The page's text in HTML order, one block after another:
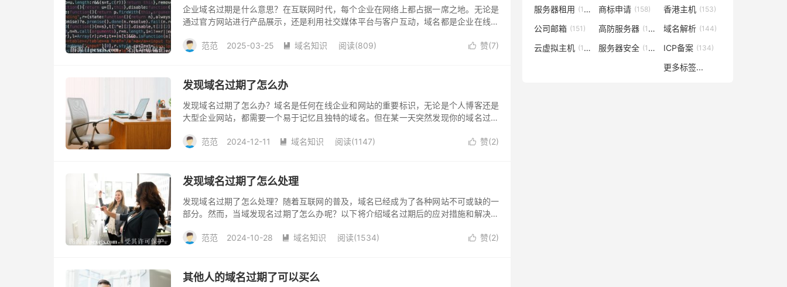
企业域名过期是什么意思？在互联网时代，每个企业在网络上都占据一席之地。无论是
通过官方网站进行产品展示，还是利用社交媒体平台与客户互动，域名都是企业在线存
对企业的影响。
范范 2025-03-25  域名知识 阅读(809)  赞(7)
发现域名过期了怎么办
发现域名过期了怎么办？域名是任何在线企业和网站的重要标识，无论是个人博客还是
大型企业网站，都需要一个易于记忆且独特的域名。但在某一天突然发现你的域名过期
范范
2024-12-11  域名知识 阅读(1147)  赞(2)
发现域名过期了怎么处理
发现域名过期了怎么处理？随着互联网的普及，域名已经成为了各种网站不可或缺的一
部分。然而，当域发现名过期了怎么办呢？以下将介绍域名过期后的应对措施和解决方
范范
2024-10-28  域名知识 阅读(1534)  赞(2)
其他人的域名过期了可以买么
服务器租用 (160) 商标申请 (158) 香港主机 (153)
公司邮箱 (151) 高防服务器 (146) 域名解析 (144)
云虚拟主机 (140) 服务器安全 (137) ICP备案 (134)
更多标签...